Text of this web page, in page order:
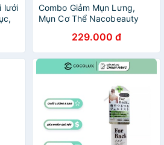
lưới
Combo Giảm Mụn Lưng,
Mụn Cơ Thể Nacobeauty
229.000 đ